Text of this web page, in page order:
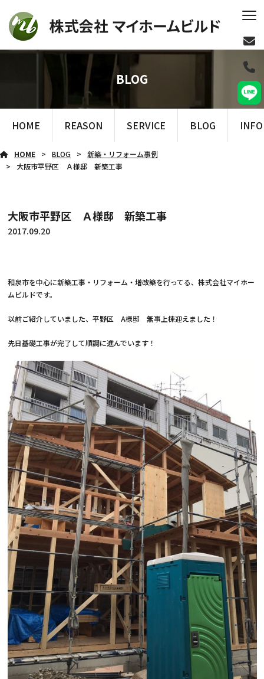
BLOG
HOME REASON SERVICE BLOG
HOME BLOG
新築・リフォーム事例
大阪市平野区 Ａ様邸 新築工事
大阪市平野区 Ａ様邸 新築工事
2017.09.20
和泉市を中心に新築工事・リフォーム・増改築を行ってる、株式会社マイホー
ムビルドです。
以前ご紹介していました、平野区 A様邸 無事上棟迎えました！
先日基礎工事が完了して順調に進んでいます！